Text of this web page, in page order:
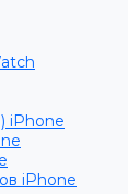
iPhone
iPhone